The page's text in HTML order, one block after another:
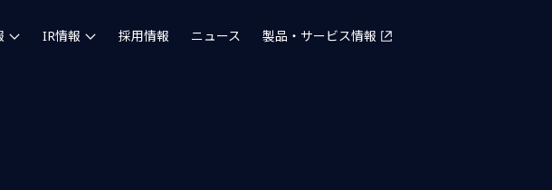
IR情報 採用情報 ニュース 製品・サービス情報